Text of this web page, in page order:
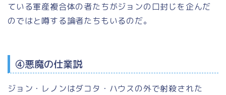
ている軍産複合体の者たちがジョンの口封じを企んだ
のではと噂する論者たちもいるのだ。
④悪魔の仕業説
ジョン・レノンはダコタ・ハウスの外で射殺された